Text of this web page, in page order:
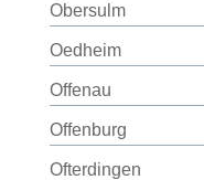
Obersulm
Oedheim
Offenau
Offenburg
Ofterdingen